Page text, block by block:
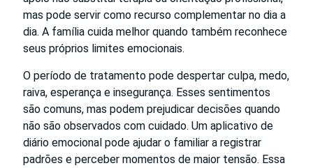
mas pode servir como recurso complementar no dia a
dia. A família cuida melhor quando também reconhece
seus próprios limites emocionais.
O período de tratamento pode despertar culpa, medo,
raiva, esperança e insegurança. Esses sentimentos
são comuns, mas podem prejudicar decisões quando
não são observados com cuidado. Um aplicativo de
diário emocional pode ajudar o familiar a registrar
padrões e perceber momentos de maior tensão. Essa